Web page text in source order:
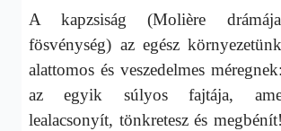
A kapzsiság (Molière
fösvénység) az egész
alattomos és veszedelmes
az egyik súlyos fajtája,
lealacsonyít, tönkretesz és